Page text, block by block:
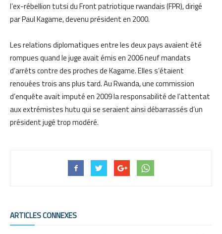
l’ex-rébellion tutsi du Front patriotique rwandais (FPR), dirigé
par Paul Kagame, devenu président en 2000.
Les relations diplomatiques entre les deux pays avaient été
rompues quand le juge avait émis en 2006 neuf mandats
d’arrêts contre des proches de Kagame. Elles s’étaient
renouées trois ans plus tard. Au Rwanda, une commission
d’enquête avait imputé en 2009 la responsabilité de l’attentat
aux extrémistes hutu qui se seraient ainsi débarrassés d’un
président jugé trop modéré.
ARTICLES CONNEXES